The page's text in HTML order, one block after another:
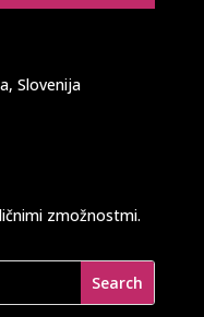
Slovenija
zmožnostmi.